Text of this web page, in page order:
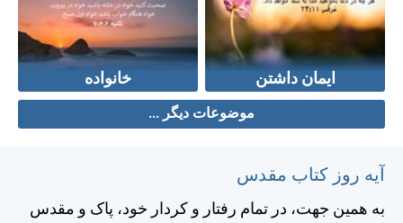
ایمان داشتن خانواده
موضوعات دیگر ...
آیه روز کتاب مقدس
به همين جهت، در تمام رفتار و كردار خود، پاک و مقدس